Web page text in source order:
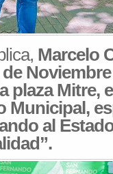
Marcelo
de
plaza Mitre,
Municipal,
al